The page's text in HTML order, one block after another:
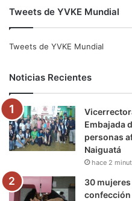
e
o
o
k
t
e
r
e
Tweets de YVKE Mundial
Tweets de YVKE Mundial
Noticias Recientes
Embajada
personas
Naiguatá
hace 2
30
confección